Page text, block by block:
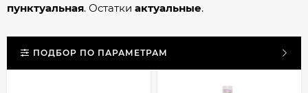
пунктуальная. Остатки актуальные.
ПОДБОР ПО ПАРАМЕТРАМ